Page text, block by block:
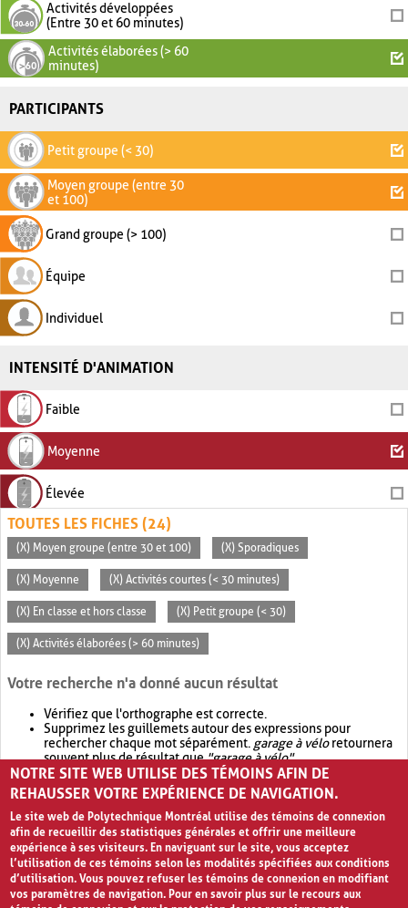
Activités développées
(Entre 30 et 60 minutes)
Activités élaborées (> 60
minutes)
PARTICIPANTS
Petit groupe (< 30)
Moyen groupe (entre 30
et 100)
Grand groupe (> 100)
Équipe
Individuel
INTENSITÉ D'ANIMATION
Faible
Moyenne
Élevée
TOUTES LES FICHES (24)
(X) Moyen groupe (entre 30 et 100) (X) Sporadiques
(X) Moyenne (X) Activités courtes (< 30 minutes)
(X) En classe et hors classe (X) Petit groupe (< 30)
(X) Activités élaborées (> 60 minutes)
Votre recherche n'a donné aucun résultat
Vérifiez que l'orthographe est correcte.
Supprimez les guillemets autour des expressions pour
rechercher chaque mot séparément. garage à véloretournera
souvent plus de résultat que"garage à vélo".
Envisagez d'élargir votre recherche avec OR.garage OR vélo
retournera souvent plus de résultat quegarage à vélo
NOTRE SITE WEB UTILISE DES TÉMOINS AFIN DE
REHAUSSER VOTRE EXPÉRIENCE DE NAVIGATION.
Le site web de Polytechnique Montréal utilise des témoins de connexion
afin de recueillir des statistiques générales et offrir une meilleure
expérience à ses visiteurs. En naviguant sur le site, vous acceptez
l’utilisation de ces témoins selon les modalités spécifiées aux conditions
d’utilisation. Vous pouvez refuser les témoins de connexion en modifiant
vos paramètres de navigation. Pour en savoir plus sur le recours aux